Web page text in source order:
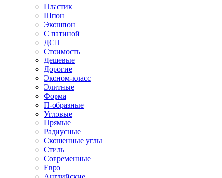
Пластик
Шпон
Экошпон
С патиной
ДСП
Стоимость
Дешевые
Дорогие
Эконом-класс
Элитные
Форма
П-образные
Угловые
Прямые
Радиусные
Скошенные углы
Стиль
Современные
Евро
Английские